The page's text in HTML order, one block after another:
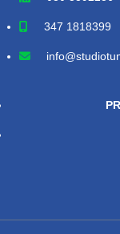
347 1818399